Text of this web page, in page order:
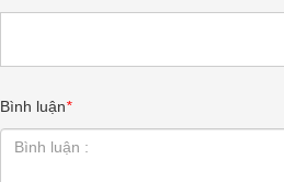
Bình luận*